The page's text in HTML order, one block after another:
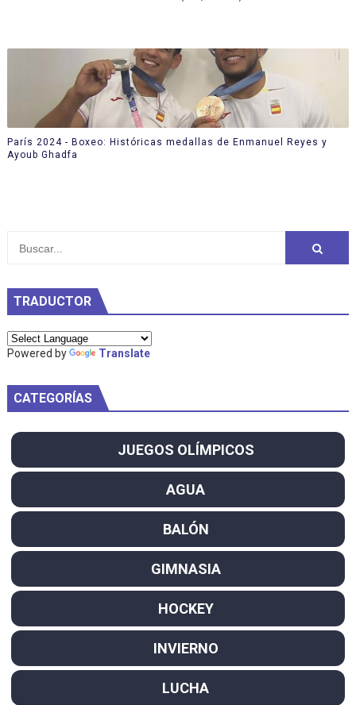
París 2024 - Boxeo: Históricas medallas de Enmanuel Reyes y
Ayoub Ghadfa
TRADUCTOR
Powered by Translate
CATEGORÍAS
JUEGOS OLÍMPICOS
AGUA
BALÓN
GIMNASIA
HOCKEY
INVIERNO
LUCHA